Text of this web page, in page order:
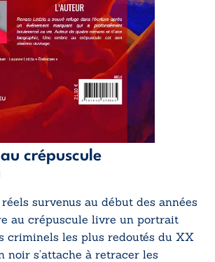
crépuscule
survenus au début des années
au crépuscule livre un portrait
criminels les plus redoutés du XX
noir s’attache à retracer les